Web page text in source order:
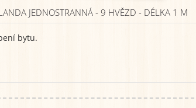
JEDNOSTRANNÁ - 9 HVĚZD - DÉLKA 1 M
bytu.